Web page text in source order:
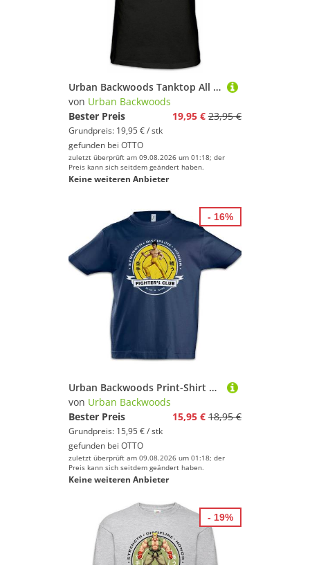
Urban Backwoods Tanktop All Valley Karate Championship Ärmelloses T-Shirt Kid Tournament Logo Sign Martial Arts
von Urban Backwoods
Bester Preis
19,95 € 23,95 €
Grundpreis: 19,95 € / stk
gefunden bei OTTO
zuletzt überprüft am 09.08.2026 um 01:18; der
Preis kann sich seitdem geändert haben.
Keine weiteren Anbieter
Urban Backwoods Print-Shirt Fighter's Club Lee II Kinder T-Shirt Vintage Bruce Karate Kung Fu (1-tlg) Martial Arts Todeskralle Film
von Urban Backwoods
Bester Preis
15,95 € 18,95 €
Grundpreis: 15,95 € / stk
gefunden bei OTTO
zuletzt überprüft am 09.08.2026 um 01:18; der
Preis kann sich seitdem geändert haben.
Keine weiteren Anbieter
- 16%
- 19%